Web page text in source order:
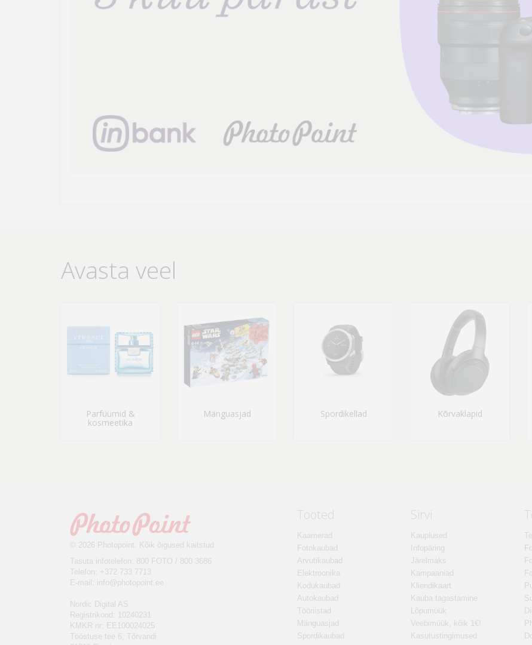
Avasta veel
Parfüümid &
kosmeetika
Mänguasjad Spordikellad Kõrvaklapid
© 2026 Photopoint. Kõik õigused kaitstud
Tasuta infotelefon: 800 FOTO / 800 3686
Telefon: +372 733 7713
E-mail: info@photopoint.ee
Nordic Digital AS
Registrikood: 10240231
KMKR nr: EE100024025
Tööstuse tee 6, Tõrvandi
Tooted
Kaamerad
Fotokaubad
Arvutikaubad
Elektroonika
Kodukaubad
Autokaubad
Tööriistad
Mänguasjad
Spordikaubad
Sirvi
Kauplused
Infopäring
Järelmaks
Kampaaniad
Kliendikaart
Kauba tagastamine
Lõpumüük
Veebimüük, kõik 1€!
Kasutustingimused